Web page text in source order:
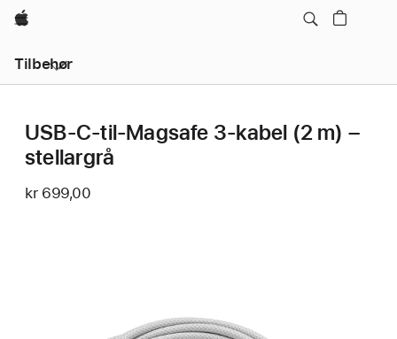
Apple
Tilbehør
navigering
–
menyUSB-C-til-Magsafe 3-kabel (2 m) –
stellargrå
kr 699,00